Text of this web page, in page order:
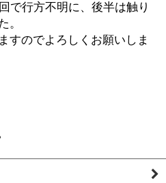
で行方不明に、後半は触り
。
すのでよろしくお願いしま